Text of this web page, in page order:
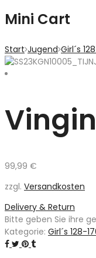
Mini Cart
Start Jugend Girl´s
99,99 €
zzgl. Versandkosten
Delivery & Return
Bitte geben Sie ihre
Kategorie: Girl´s 128-